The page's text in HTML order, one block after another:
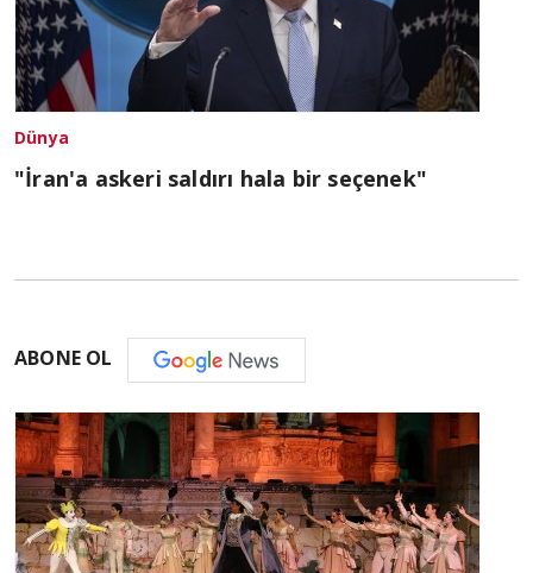
Dünya
"İran'a askeri saldırı hala bir seçenek"
ABONE OL